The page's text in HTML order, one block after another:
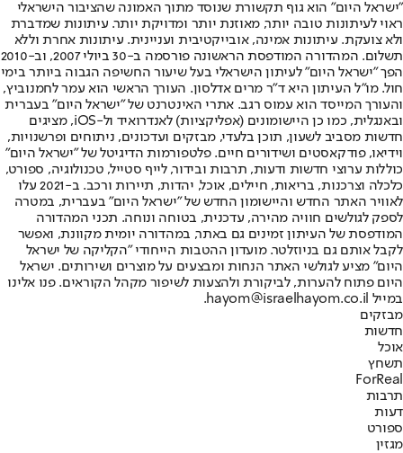
"ישראל היום" הוא גוף תקשורת שנוסד מתוך האמונה שהציבור הישראלי
ראוי לעיתונות טובה יותר, מאוזנת יותר ומדויקת יותר. עיתונות שמדברת
ולא צועקת. עיתונות אמינה, אובייקטיבית ועניינית. עיתונות אחרת וללא
תשלום. המהדורה המודפסת הראשונה פורסמה ב-30 ביולי 2007, וב-2010
הפך "ישראל היום" לעיתון הישראלי בעל שיעור החשיפה הגבוה ביותר בימי
חול. מו"ל העיתון היא ד"ר מרים אדלסון. העורך הראשי הוא עמר לחמנוביץ,
והעורך המייסד הוא עמוס רגב. אתרי האינטרנט של "ישראל היום" בעברית
ובאנגלית, כמו כן היישומונים (אפליקציות) לאנדרואיד ול-iOS, מציגים
חדשות מסביב לשעון, תוכן בלעדי, מבזקים ועדכונים, ניתוחים ופרשנויות,
וידיאו, פודקאסטים ושידורים חיים. פלטפורמות הדיגיטל של "ישראל היום"
כוללות ערוצי חדשות ודעות, תרבות ובידור, לייף סטייל, טכנולוגיה, ספורט,
כלכלה וצרכנות, בריאות, חיילים, אוכל, יהדות, תיירות ורכב. ב-2021 עלו
לאוויר האתר החדש והיישומון החדש של "ישראל היום" בעברית, במטרה
לספק לגולשים חוויה מהירה, עדכנית, בטוחה ונוחה. תכני המהדורה
המודפסת של העיתון זמינים גם באתר, במהדורה יומית מקוונת, ואפשר
לקבל אותם גם בניוזלטר. מועדון ההטבות הייחודי "הקליקה של ישראל
היום" מציע לגולשי האתר הנחות ומבצעים על מוצרים ושירותים. ישראל
היום פתוח להערות, לביקורת ולהצעות לשיפור מקהל הקוראים. פנו אלינו
במייל hayom@israelhayom.co.il.
מבזקים
חדשות
אוכל
תשחץ
ForReal
תרבות
דעות
ספורט
מגזין